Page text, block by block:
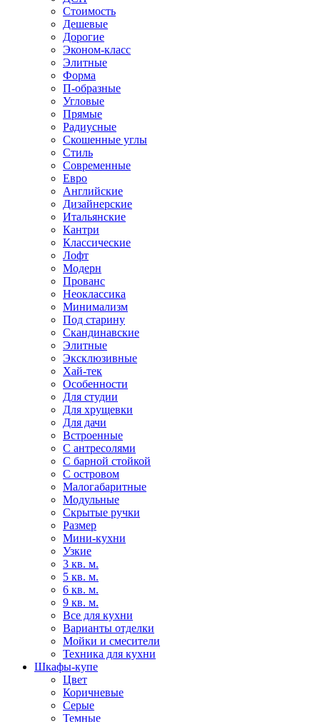
Стоимость
Дешевые
Дорогие
Эконом-класс
Элитные
Форма
П-образные
Угловые
Прямые
Радиусные
Скошенные углы
Стиль
Современные
Евро
Английские
Дизайнерские
Итальянские
Кантри
Классические
Лофт
Модерн
Прованс
Неоклассика
Минимализм
Под старину
Скандинавские
Элитные
Эксклюзивные
Хай-тек
Особенности
Для студии
Для хрущевки
Для дачи
Встроенные
С антресолями
С барной стойкой
С островом
Малогабаритные
Модульные
Скрытые ручки
Размер
Мини-кухни
Узкие
3 кв. м.
5 кв. м.
6 кв. м.
9 кв. м.
Все для кухни
Варианты отделки
Мойки и смесители
Техника для кухни
Шкафы-купе
Цвет
Коричневые
Серые
Темные